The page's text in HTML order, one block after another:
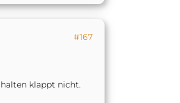
#167
klappt nicht.